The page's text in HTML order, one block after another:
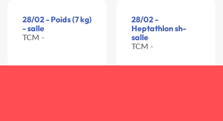
28/02 - Poids (7 kg)
- salle
TCM -
28/02 -
Heptathlon sh-
salle
TCM -